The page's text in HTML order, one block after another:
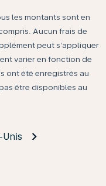
les montants sont en
Aucun frais de
peut s’appliquer
varier en fonction de
ont été enregistrés au
être disponibles au